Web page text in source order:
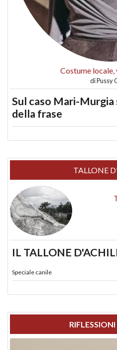
Costume locale,
diPussy
Sul caso Mari-Murgia
della frase
TALLONE
IL TALLONE
Speciale canile